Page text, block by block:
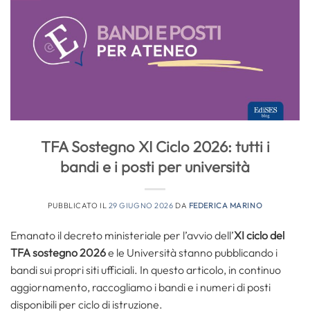
TFA Sostegno XI Ciclo 2026: tutti i
bandi e i posti per università
PUBBLICATO IL 29 GIUGNO 2026 DA FEDERICA MARINO
Emanato il decreto ministeriale per l’avvio dell’XI ciclo del
TFA sostegno 2026e le Università stanno pubblicando i
bandi sui propri siti ufficiali. In questo articolo, in continuo
aggiornamento, raccogliamo i bandi e i numeri di posti
disponibili per ciclo di istruzione.